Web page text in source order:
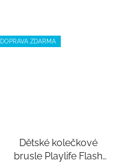
DOPRAVA ZDARMA
Dětské kolečkové
brusle Playlife Flash